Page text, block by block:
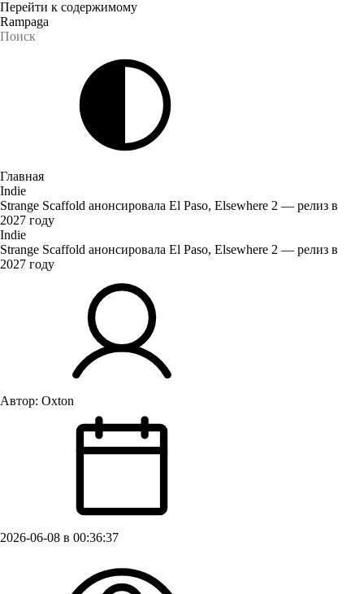
Перейти к содержимому
Rampaga
Главная
Indie
Strange Scaffold анонсировала El Paso, Elsewhere 2 — релиз в
2027 году
Indie
Strange Scaffold анонсировала El Paso, Elsewhere 2 — релиз в
2027 году
Автор: Oxton
2026-06-08 в 00:36:37